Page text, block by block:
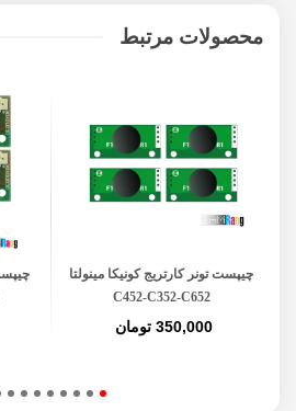
محصولات مرتبط
چیپست تونر کارتریج کونیکا مینولتا
C452-C352-C652
350,000 تومان